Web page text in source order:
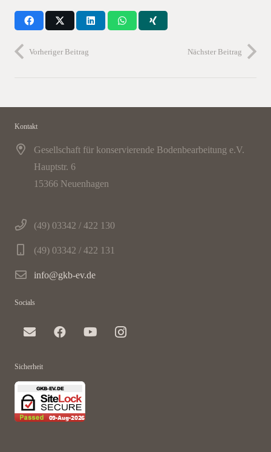
Vorheriger Beitrag Nächster Beitrag
Kontakt
Gesellschaft für konservierende Bodenbearbeitung e.V.
Hauptstr. 6
15366 Neuenhagen
(49) 03342 / 422 130
(49) 03342 / 422 131
info@gkb-ev.de
Socials
Sicherheit